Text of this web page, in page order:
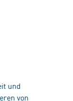
und
von